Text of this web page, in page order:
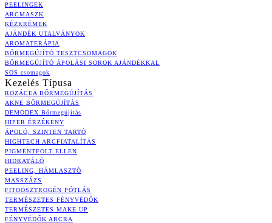
PEELINGEK
ARCMASZK
KÉZKRÉMEK
AJÁNDÉK UTALVÁNYOK
AROMATERÁPIA
BŐRMEGÚJÍTÓ TESZTCSOMAGOK
BŐRMEGÚJÍTÓ ÁPOLÁSI SOROK AJÁNDÉKKAL
SOS csomagok
Kezelés Típusa
ROZÁCEA BŐRMEGÚJÍTÁS
AKNE BŐRMEGÚJÍTÁS
DEMODEX Bőrmegújítás
HIPER ÉRZÉKENY
ÁPOLÓ, SZINTEN TARTÓ
HIGHTECH ARCFIATALÍTÁS
PIGMENTFOLT ELLEN
HIDRATÁLÓ
PEELING, HÁMLASZTÓ
MASSZÁZS
FITOÖSZTROGÉN PÓTLÁS
TERMÉSZETES FÉNYVÉDŐK
TERMÉSZETES MAKE UP
FÉNYVÉDŐK ARCRA